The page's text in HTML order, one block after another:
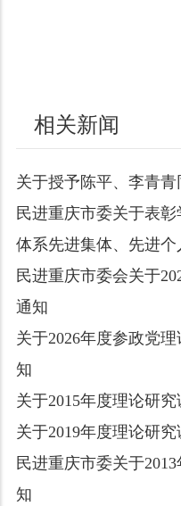
相关新闻
关于授予陈平、李青
民进重庆市委关于表
体系先进集体、先进个
民进重庆市委会关于
通知
关于2026年度参政党
知
关于2015年度理论研
关于2019年度理论研
民进重庆市委关于
知